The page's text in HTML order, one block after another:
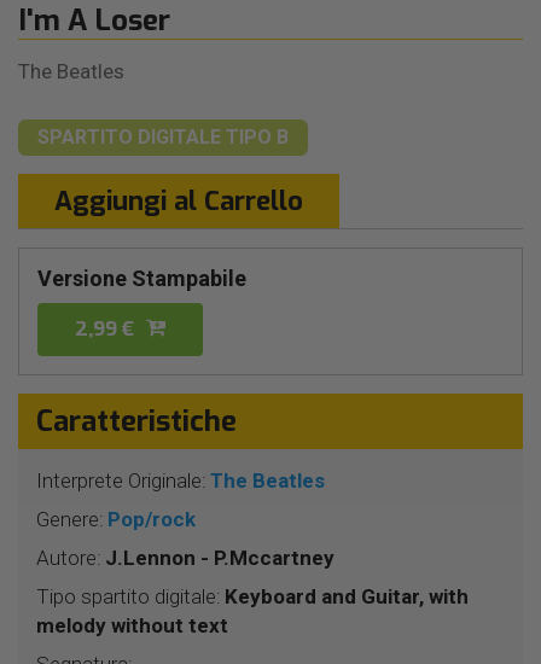
I'm A Loser
The Beatles
SPARTITO DIGITALE TIPO B
Aggiungi al Carrello
Versione Stampabile
2,99 €
Caratteristiche
Interprete Originale: The Beatles
Genere: Pop/rock
Autore: J.Lennon - P.Mccartney
Tipo spartito digitale: Keyboard and Guitar, with
melody without text